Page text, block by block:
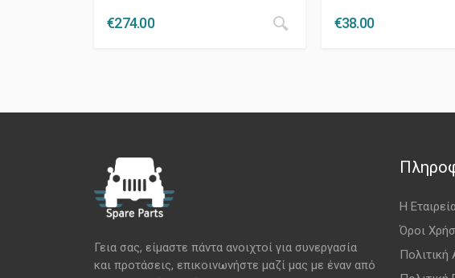
€274.00 €38.00
Γεια σας, είμαστε πάντα ανοιχτοί για συνεργασία
και προτάσεις, επικοινωνήστε μαζί μας με έναν από
Η
Όροι
Πολιτική